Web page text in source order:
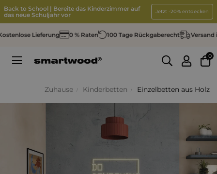
Back to School | Bereite das Kinderzimmer auf
das neue Schuljahr vor
Jetzt -20% entdecken
Lieferung 0 % Raten 100 Tage Rückgaberecht Versand in
Umschalten
☰ 0
Zuhause Kinderbetten Einzelbetten aus Holz